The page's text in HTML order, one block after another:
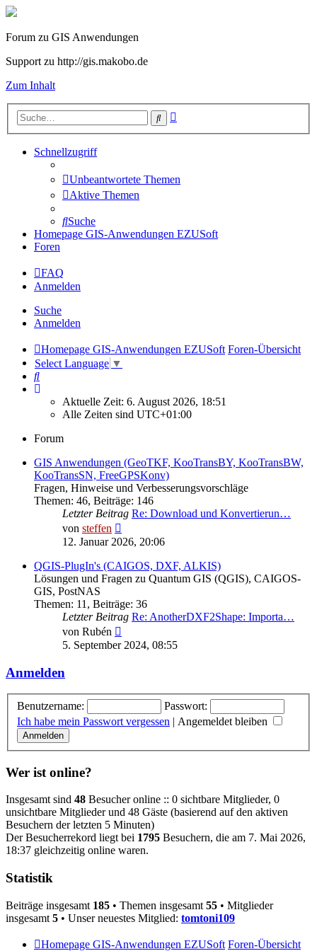
Forum zu GIS Anwendungen
Support zu http://gis.makobo.de
Zum Inhalt
Suche
Schnellzugriff
Unbeantwortete Themen
Aktive Themen
Suche
Homepage GIS-Anwendungen EZUSoft
Foren
FAQ
Anmelden
Suche
Anmelden
Homepage GIS-Anwendungen EZUSoft Foren-Übersicht
Select Language ▼
Suche
Aktuelle Zeit: 6. August 2026, 18:51
Alle Zeiten sind UTC+01:00
Forum
GIS Anwendungen (GeoTKF, KooTransBY, KooTransBW,
KooTransSN, FreeGPSKonv)
Fragen, Hinweise und Verbesserungsvorschläge
Themen: 46, Beiträge: 146
Letzter Beitrag Re: Download und Konvertierun…
von steffen
Beitrag
12. Januar 2026, 20:06
QGIS-PlugIn's (CAIGOS, DXF, ALKIS)
Lösungen und Fragen zu Quantum GIS (QGIS), CAIGOS-
GIS, PostNAS
Themen: 11 , Beiträge: 36
Letzter Beitrag Re: AnotherDXF2Shape: Importa…
von Rubén
Beitrag
5. September 2024, 08:55
Anmelden
Benutzername:
Passwort:
Ich habe mein Passwort vergessen | Angemeldet bleiben
Wer ist online?
Insgesamt sind 48 Besucher online :: 0 sichtbare Mitglieder, 0
unsichtbare Mitglieder und 48 Gäste (basierend auf den aktiven
Besuchern der letzten 5 Minuten)
Der Besucherrekord liegt bei 1795 Besuchern, die am 7. Mai 2026,
18:37 gleichzeitig online waren.
Statistik
Beiträge insgesamt 185 • Themen insgesamt 55 • Mitglieder
insgesamt 5 • Unser neuestes Mitglied: tomtoni109
Homepage GIS-Anwendungen EZUSoft Foren-Übersicht